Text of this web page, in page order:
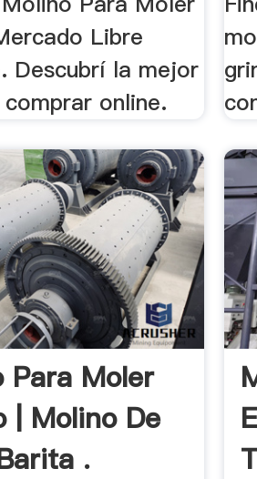
Libre
Descubrí la mejor
online.
Para Moler
| Molino De
.